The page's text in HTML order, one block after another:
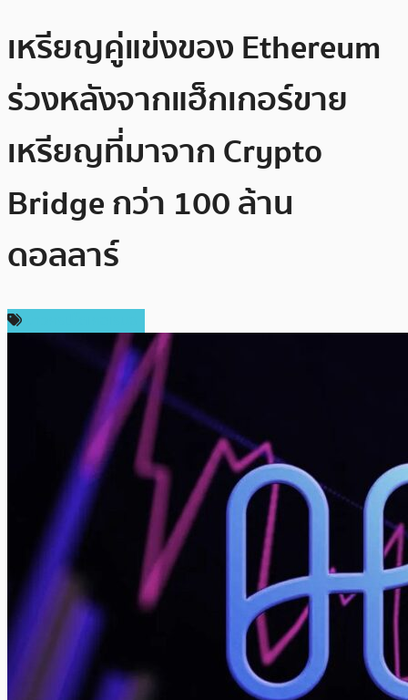
เหรียญคู่แข่งของ Ethereum
ร่วงหลังจากแฮ็กเกอร์ขาย
เหรียญที่มาจาก Crypto
Bridge กว่า 100 ล้าน
ดอลลาร์